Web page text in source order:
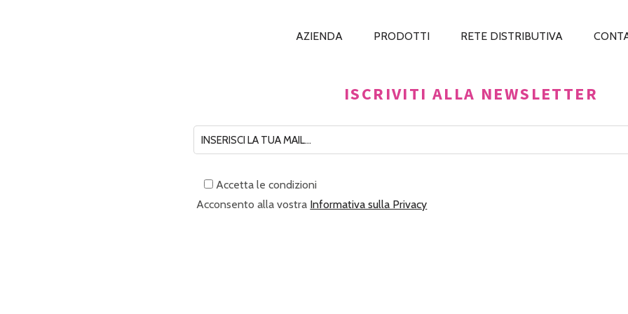
AZIENDA PRODOTTI RETE DISTRIBUTIVA
ISCRIVITI ALLA NEWSLETTER
Accetta le condizioni
Acconsento alla vostra Informativa sulla Privacy